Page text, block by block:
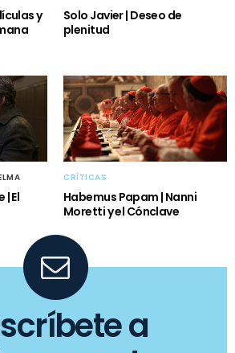
y
Solo Javier | Deseo de
plenitud
El
CRÍTICAS
Habemus Papam | Nanni
Moretti y el Cónclave
a